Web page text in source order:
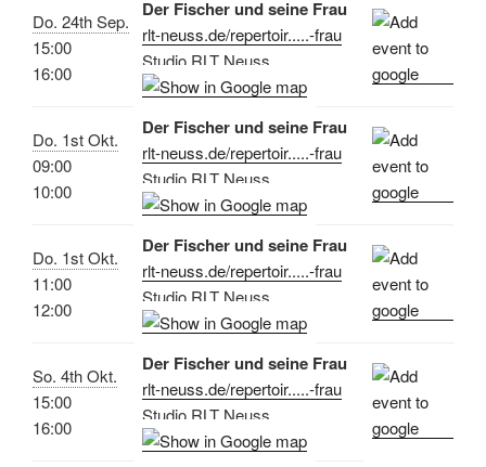
Do. 24th Sep.
15:00
16:00
Der Fischer und seine Frau
rlt-neuss.de/repertoir.....-frau
Studio RLT Neuss
Do. 1st Okt.
09:00
10:00
Der Fischer und seine Frau
rlt-neuss.de/repertoir.....-frau
Studio RLT Neuss
Do. 1st Okt.
11:00
12:00
Der Fischer und seine Frau
rlt-neuss.de/repertoir.....-frau
Studio RLT Neuss
So. 4th Okt.
15:00
16:00
Der Fischer und seine Frau
rlt-neuss.de/repertoir.....-frau
Studio RLT Neuss